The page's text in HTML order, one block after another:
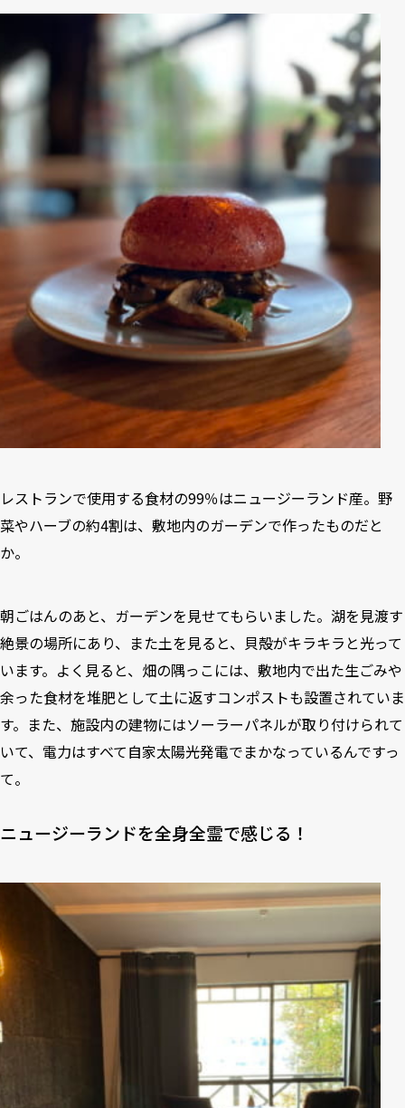
レストランで使用する食材の99％はニュージーランド産。野
菜やハーブの約4割は、敷地内のガーデンで作ったものだと
か。
朝ごはんのあと、ガーデンを見せてもらいました。湖を見渡す
絶景の場所にあり、また土を見ると、貝殻がキラキラと光って
います。よく見ると、畑の隅っこには、敷地内で出た生ごみや
余った食材を堆肥として土に返すコンポストも設置されていま
す。また、施設内の建物にはソーラーパネルが取り付けられて
いて、電力はすべて自家太陽光発電でまかなっているんですっ
て。
ニュージーランドを全身全霊で感じる！